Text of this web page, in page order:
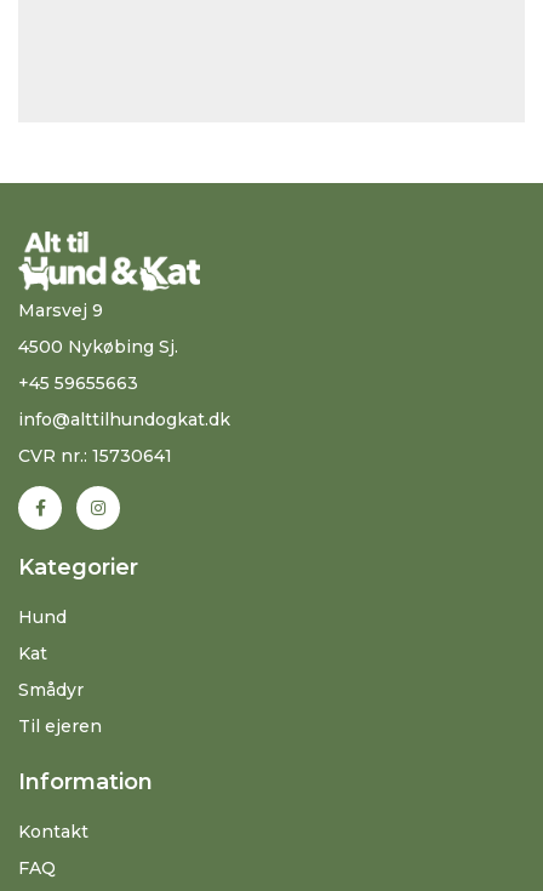
Marsvej 9
4500 Nykøbing Sj.
+45 59655663
info@alttilhundogkat.dk
CVR nr.: 15730641
Kategorier
Hund
Kat
Smådyr
Til ejeren
Information
Kontakt
FAQ